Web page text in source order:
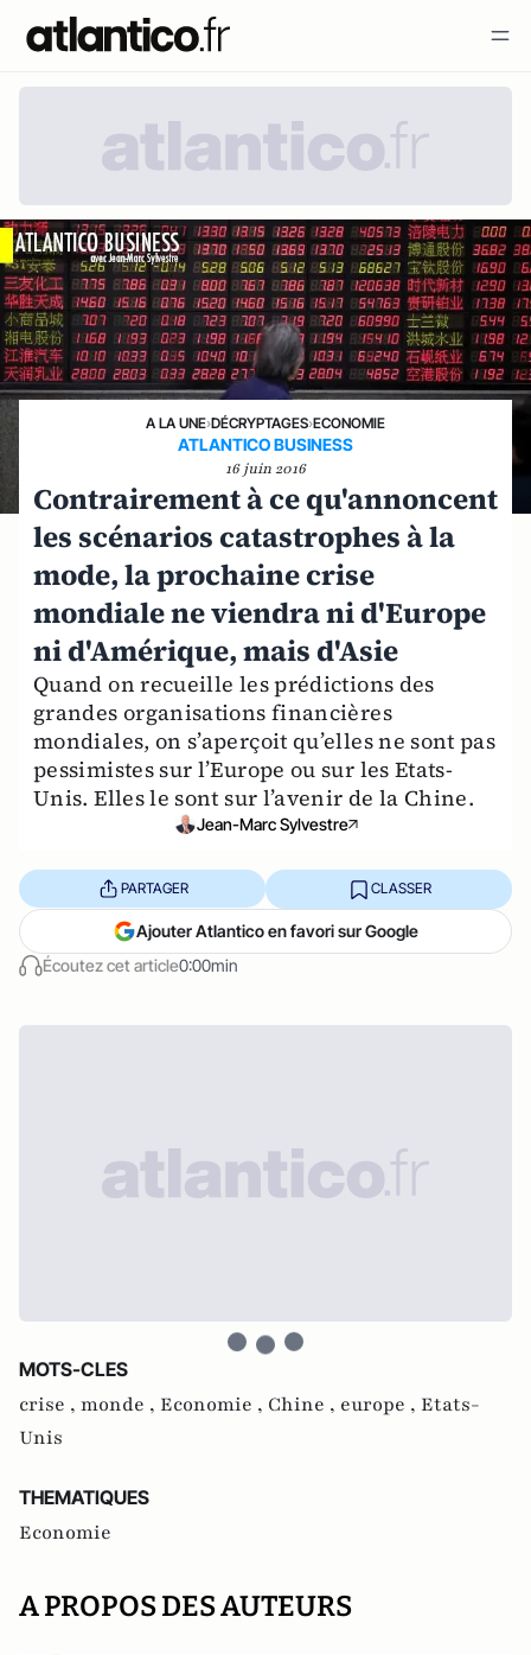
A LA UNE›DÉCRYPTAGES›ECONOMIE
ATLANTICO BUSINESS
16 juin 2016
Contrairement à ce qu'annoncent
les scénarios catastrophes à la
mode, la prochaine crise
mondiale ne viendra ni d'Europe
ni d'Amérique, mais d'Asie
Quand on recueille les prédictions des
grandes organisations financières
mondiales, on s’aperçoit qu’elles ne sont pas
pessimistes sur l’Europe ou sur les Etats-
Unis. Elles le sont sur l’avenir de la Chine.
Jean-Marc Sylvestre
Écoutez cet article0:00min
PARTAGER CLASSER
Ajouter Atlantico en favori sur Google
MOTS-CLES
crise , monde , Economie , Chine , europe , Etats-
Unis
THEMATIQUES
Economie
A PROPOS DES AUTEURS